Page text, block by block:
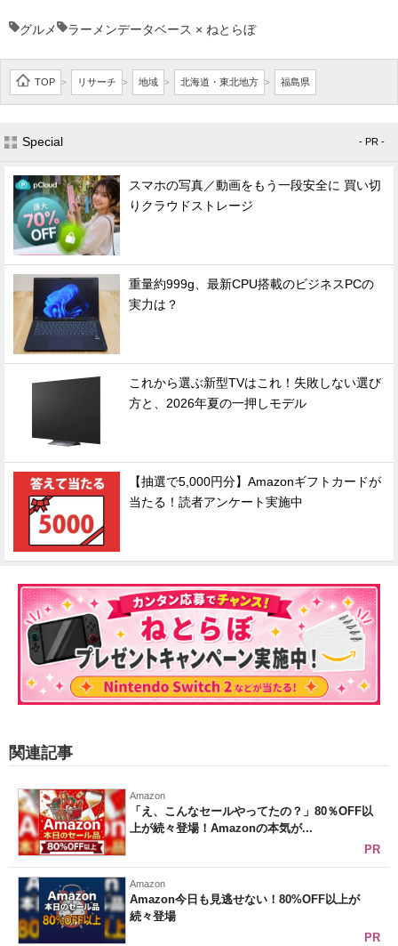
グルメ ラーメンデータベース × ねとらぼ
TOP > リサーチ > 地域 > 北海道・東北地方 > 福島県
Special - PR -
スマホの写真／動画をもう一段安全に 買い切
りクラウドストレージ
重量約999g、最新CPU搭載のビジネスPCの
実力は？
これから選ぶ新型TVはこれ！失敗しない選び
方と、2026年夏の一押しモデル
【抽選で5,000円分】Amazonギフトカードが
当たる！読者アンケート実施中
関連記事
Amazon
「え、こんなセールやってたの？」80％OFF以
上が続々登場！Amazonの本気が...
PR
Amazon
Amazon今日も見逃せない！80%OFF以上が
続々登場
PR